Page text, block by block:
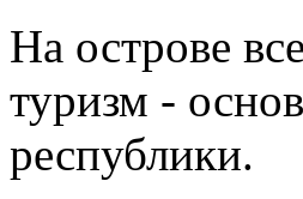
На острове
туризм -
республики.